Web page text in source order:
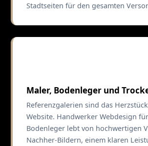
Stadtseiten für den gesamten
Maler, Bodenleger und
Referenzgalerien sind das
Website. Handwerker Webdesign
Bodenleger lebt von hochwertigen
Nachher-Bildern, einem klaren